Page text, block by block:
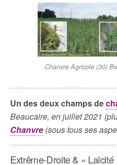
Chanvre Agricole (30)
Un des deux champs de
Beaucaire, en juillet 2021
Chanvre (sous tous ses
Extrême-Droite & « Laïcité